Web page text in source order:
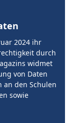
2024 ihr
durch
widmet
von Daten
an den Schulen
sowie